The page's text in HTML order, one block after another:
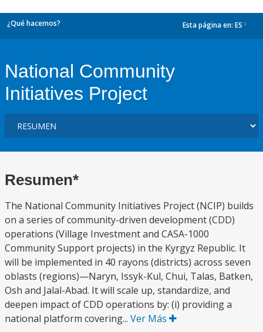
¿Qué hacemos? Esta página en: ES
National Community
Initiatives Project
Resumen*
The National Community Initiatives Project (NCIP) builds
on a series of community-driven development (CDD)
operations (Village Investment and CASA-1000
Community Support projects) in the Kyrgyz Republic. It
will be implemented in 40 rayons (districts) across seven
oblasts (regions)—Naryn, Issyk-Kul, Chui, Talas, Batken,
Osh and Jalal-Abad. It will scale up, standardize, and
deepen impact of CDD operations by: (i) providing a
national platform covering... Ver Más